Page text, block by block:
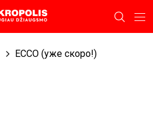
ECCO (уже скоро!)